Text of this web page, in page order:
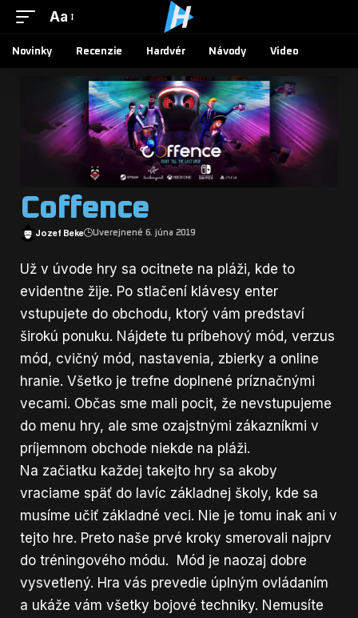
Aa
Novinky Recenzie Hardvér Návody Video
Coffence
Jozef Beke Uverejnené 6. júna 2019
Už v úvode hry sa ocitnete na pláži, kde to
evidentne žije. Po stlačení klávesy enter
vstupujete do obchodu, ktorý vám predstaví
širokú ponuku. Nájdete tu príbehový mód, verzus
mód, cvičný mód, nastavenia, zbierky a online
hranie. Všetko je trefne doplnené príznačnými
vecami. Občas sme mali pocit, že nevstupujeme
do menu hry, ale sme ozajstnými zákazníkmi v
príjemnom obchode niekde na pláži.
Na začiatku každej takejto hry sa akoby
vraciame späť do lavíc základnej školy, kde sa
musíme učiť základné veci. Nie je tomu inak ani v
tejto hre. Preto naše prvé kroky smerovali najprv
do tréningového módu. Mód je naozaj dobre
vysvetlený. Hra vás prevedie úplným ovládaním
a ukáže vám všetky bojové techniky. Nemusíte